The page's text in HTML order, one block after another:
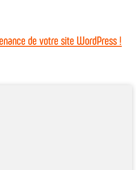
de votre site WordPress !